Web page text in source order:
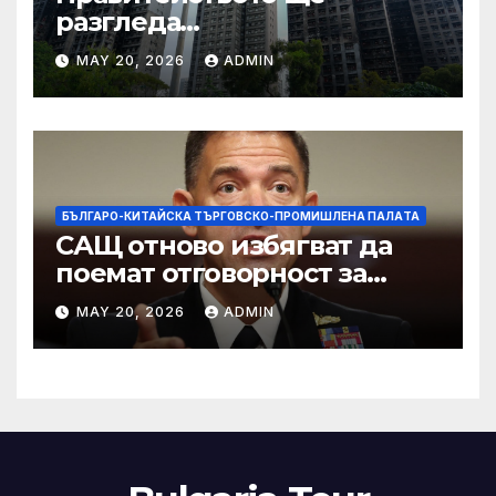
разгледа
застрахователните
претенции на Wang Fuk
Court по план за обратно
изкупуване: Хоп
MAY 20, 2026 ADMIN
БЪЛГАРО-КИТАЙСКА ТЪРГОВСКО-ПРОМИШЛЕНА ПАЛAТА
САЩ отново избягват да
поемат отговорност за
нападението в училище в
Иран, при което загинаха
155 души
MAY 20, 2026 ADMIN